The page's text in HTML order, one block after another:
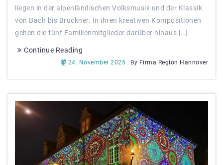
liegen in der alpenländischen Volksmusik und der Klassik
von Bach bis Bruckner. In ihren kreativen Kompositionen
gehen die fünf Familienmitglieder darüber hinaus […]
Continue Reading
24. November 2025 By Firma Region Hannover